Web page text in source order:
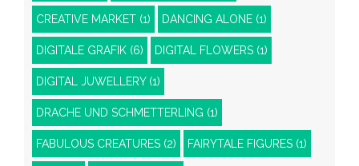
CREATIVE MARKET (1) DANCING ALONE (1)
DIGITALE GRAFIK (6) DIGITAL FLOWERS (1)
DIGITAL JUWELLERY(1)
DRACHE UND SCHMETTERLING (1)
FABULOUS CREATURES (2) FAIRYTALE FIGURES (1)